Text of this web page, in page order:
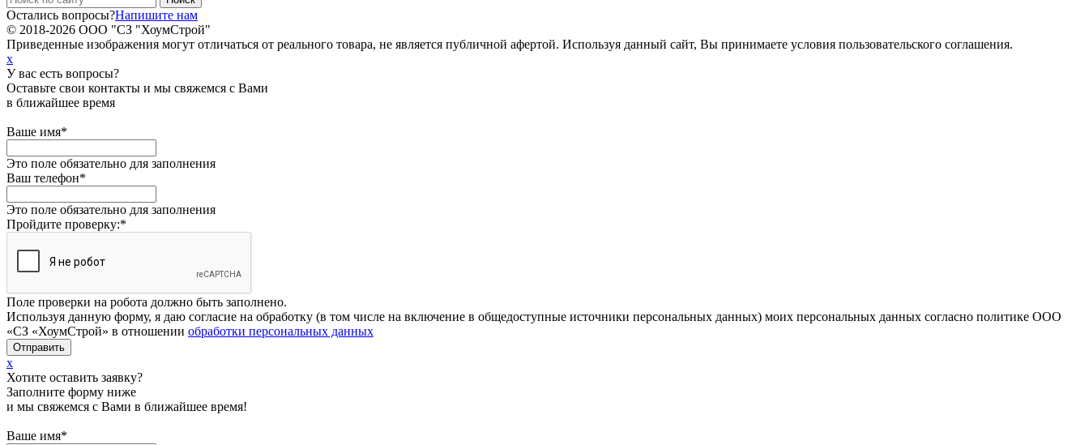
Остались вопросы?Напишите нам
© 2018-2026 ООО "СЗ "ХоумСтрой"
Приведенные изображения могут отличаться от реального товара, не является публичной афертой. Используя данный сайт, Вы принимаете условия пользовательского соглашения.
x
У вас есть вопросы?
Оставьте свои контакты и мы свяжемся с Вами
в ближайшее время
Ваше имя*
Это поле обязательно для заполнения
Ваш телефон*
Это поле обязательно для заполнения
Пройдите проверку:*
Поле проверки на робота должно быть заполнено.
Используя данную форму, я даю согласие на обработку (в том числе на включение в общедоступные источники персональных данных) моих персональных данных согласно политике ООО
«СЗ «ХоумСтрой» в отношении обработки персональных данных
x
Хотите оставить заявку?
Заполните форму ниже
и мы свяжемся с Вами в ближайшее время!
Ваше имя*